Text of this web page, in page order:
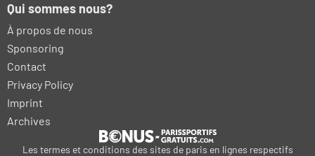
Qui sommes nous?
À propos de nous
Sponsoring
Contact
Privacy Policy
Imprint
Archives
Les termes et conditions des sites de paris en lignes respectifs